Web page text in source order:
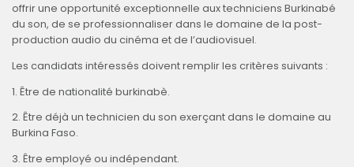
offrir une opportunité exceptionnelle aux techniciens Burkinabé
du son, de se professionnaliser dans le domaine de la post-
production audio du cinéma et de l’audiovisuel.
Les candidats intéressés doivent remplir les critères suivants :
1. Être de nationalité burkinabè.
2. Être déjà un technicien du son exerçant dans le domaine au
Burkina Faso.
3. Être employé ou indépendant.